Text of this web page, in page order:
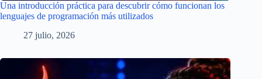
Una introducción práctica para descubrir cómo funcionan los
lenguajes de programación más utilizados
27 julio, 2026